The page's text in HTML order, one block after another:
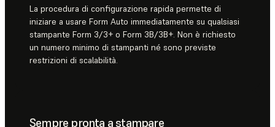
La procedura di configurazione rapida permette di
iniziare a usare Form Auto immediatamente su qualsiasi
stampante Form 3/3+ o Form 3B/3B+. Non è richiesto
un numero minimo di stampanti né sono previste
restrizioni di scalabilità.
Sempre pronta a stampare